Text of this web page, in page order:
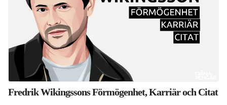
Fredrik Wikingssons Förmögenhet, Karriär och Citat